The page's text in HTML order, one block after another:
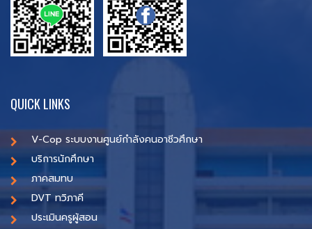
QUICK LINKS
V-Cop ระบบงานศูนย์กำลังคนอาชีวศึกษา
บริการนักศึกษา
ภาคสมทบ
DVT ทวิภาคี
ประเมินครูผู้สอน